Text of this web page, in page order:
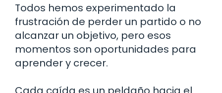
Todos hemos experimentado la
frustración de perder un partido o no
alcanzar un objetivo, pero esos
momentos son oportunidades para
aprender y crecer.